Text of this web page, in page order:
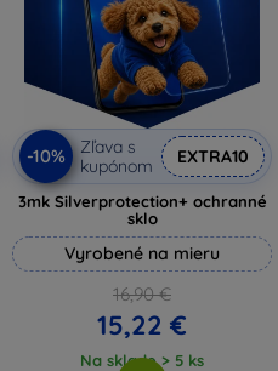
-10%
Zľava s
kupónom
EXTRA10
3mk Silverprotection+ ochranné
sklo
Vyrobené na mieru
16,90 €
15,22 €
Na sklade > 5 ks